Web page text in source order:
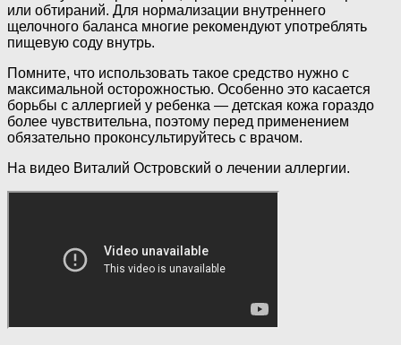
или обтираний. Для нормализации внутреннего
щелочного баланса многие рекомендуют употреблять
пищевую соду внутрь.
Помните, что использовать такое средство нужно с
максимальной осторожностью. Особенно это касается
борьбы с аллергией у ребенка — детская кожа гораздо
более чувствительна, поэтому перед применением
обязательно проконсультируйтесь с врачом.
На видео Виталий Островский о лечении аллергии.